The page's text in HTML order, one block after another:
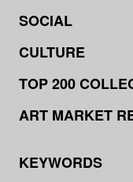
SOCIAL
CULTURE
TOP 200
ART MARKET
KEYWORDS